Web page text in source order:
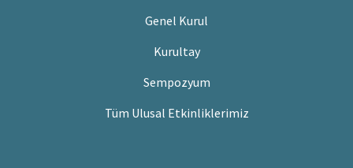
Genel Kurul
Kurultay
Sempozyum
Tüm Ulusal Etkinliklerimiz